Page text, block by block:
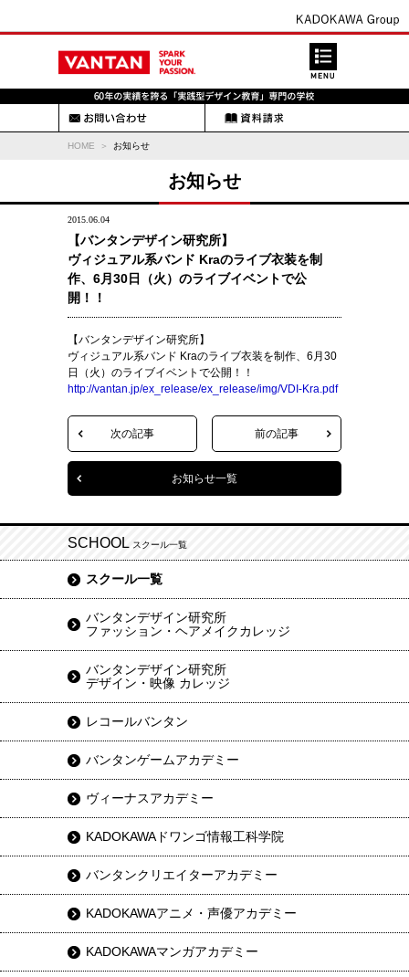
HOME お知らせ
お知らせ
2015.06.04
【バンタンデザイン研究所】
ヴィジュアル系バンド Kraのライブ衣装を制
作、6月30日（火）のライブイベントで公
開！！
【バンタンデザイン研究所】
ヴィジュアル系バンド Kraのライブ衣装を制作、6月30
日（火）のライブイベントで公開！！
http://vantan.jp/ex_release/ex_release/img/VDI-Kra.pdf
次の記事 前の記事
お知らせ一覧
SCHOOL スクール一覧
スクール一覧
バンタンデザイン研究所
ファッション・ヘアメイクカレッジ
バンタンデザイン研究所
デザイン・映像 カレッジ
レコールバンタン
バンタンゲームアカデミー
ヴィーナスアカデミー
KADOKAWAドワンゴ情報工科学院
バンタンクリエイターアカデミー
KADOKAWAアニメ・声優アカデミー
KADOKAWAマンガアカデミー